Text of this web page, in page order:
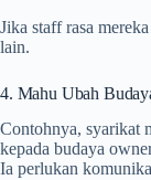
Jika staff rasa
lain.
4. Mahu Ubah
Contohnya, syarikat
kepada budaya
Ia perlukan